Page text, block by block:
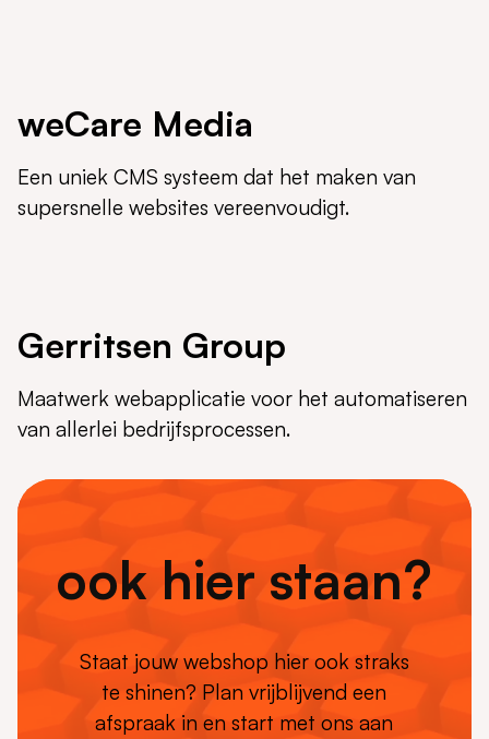
weCare Media
Een uniek CMS systeem dat het maken van
supersnelle websites vereenvoudigt.
Gerritsen Group
Maatwerk webapplicatie voor het automatiseren
van allerlei bedrijfsprocessen.
ook hier staan?
Staat jouw webshop hier ook straks
te shinen? Plan vrijblijvend een
afspraak in en start met ons aan